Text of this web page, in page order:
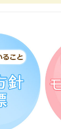
セージカードの
くれました。お
ったー！！！」
気いっぱいに体